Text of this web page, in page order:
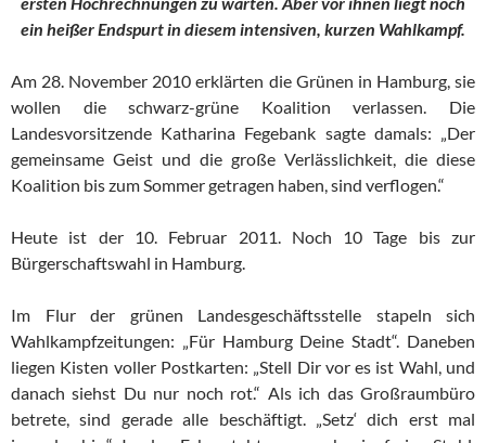
ein heißer Endspurt in diesem intensiven, kurzen Wahlkampf.
Am 28. November 2010 erklärten die Grünen in Hamburg, sie
wollen die schwarz-grüne Koalition verlassen. Die
Landesvorsitzende Katharina Fegebank sagte damals: „Der
gemeinsame Geist und die große Verlässlichkeit, die diese
Koalition bis zum Sommer getragen haben, sind verflogen.“
Heute ist der 10. Februar 2011. Noch 10 Tage bis zur
Bürgerschaftswahl in Hamburg.
Im Flur der grünen Landesgeschäftsstelle stapeln sich
Wahlkampfzeitungen: „Für Hamburg Deine Stadt“. Daneben
liegen Kisten voller Postkarten: „Stell Dir vor es ist Wahl, und
danach siehst Du nur noch rot.“ Als ich das Großraumbüro
betrete, sind gerade alle beschäftigt. „Setz‘ dich erst mal